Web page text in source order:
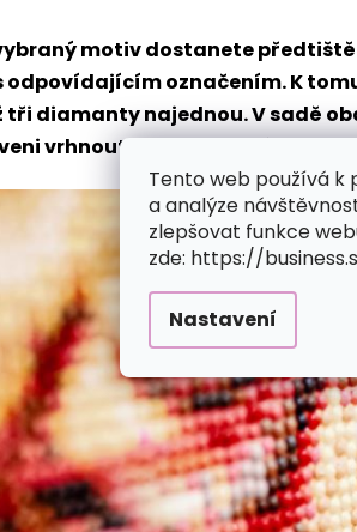
Tento web používá k
a analýze
zlepšovat funkce
zde: https://
Nastavení
motiv dostanete
označením. K
tři diamanty najednou. V sadě
vrhnout se do třpytivého